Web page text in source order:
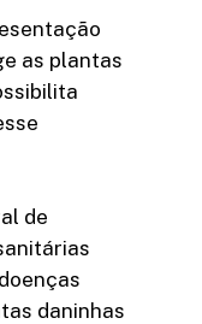
as plantas
de
daninhas